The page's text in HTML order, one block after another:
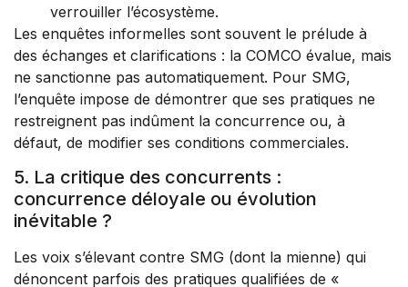
verrouiller l’écosystème.
Les enquêtes informelles sont souvent le prélude à
des échanges et clarifications : la COMCO évalue, mais
ne sanctionne pas automatiquement. Pour SMG,
l’enquête impose de démontrer que ses pratiques ne
restreignent pas indûment la concurrence ou, à
défaut, de modifier ses conditions commerciales.
5. La critique des concurrents :
concurrence déloyale ou évolution
inévitable ?
Les voix s’élevant contre SMG (dont la mienne) qui
dénoncent parfois des pratiques qualifiées de «